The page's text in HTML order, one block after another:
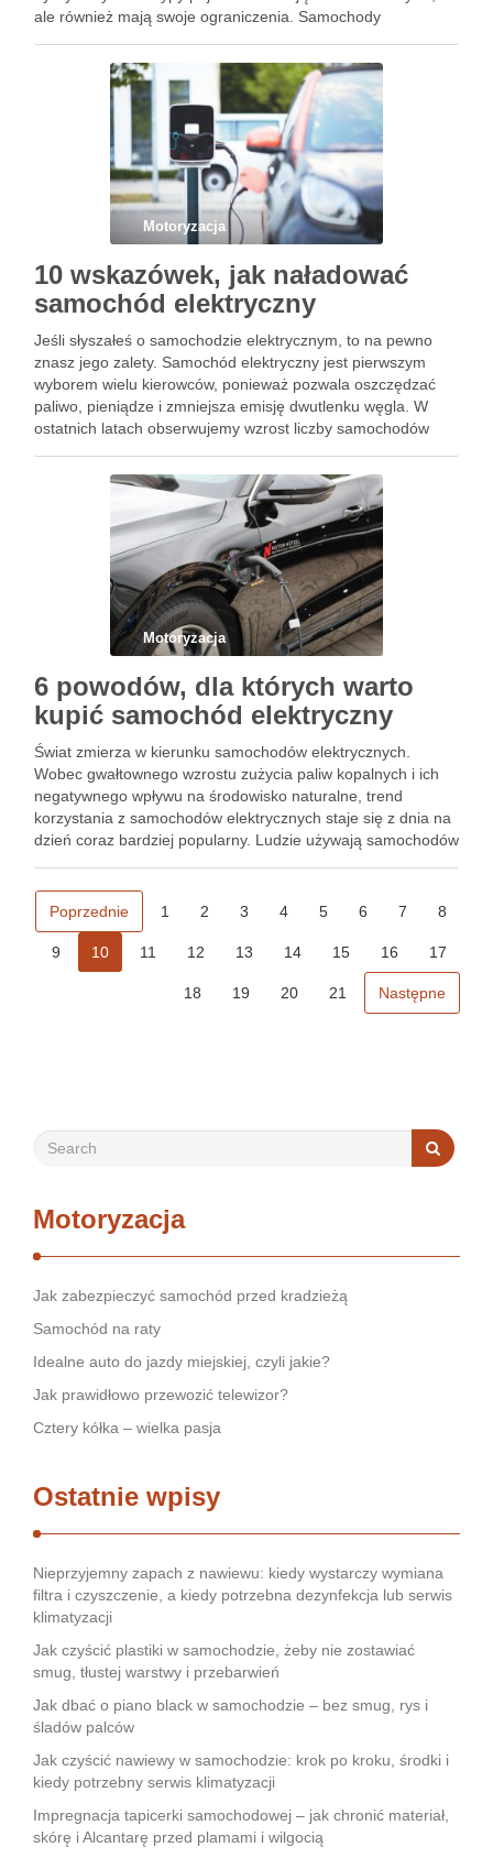
ale również mają swoje ograniczenia. Samochody
zerową emisją spalin, natomiast hybrydy łączą zalety silnika
spalinowego i elektrycznego, co …
Motoryzacja
10 wskazówek, jak naładować
samochód elektryczny
Jeśli słyszałeś o samochodzie elektrycznym, to na pewno
znasz jego zalety. Samochód elektryczny jest pierwszym
wyborem wielu kierowców, ponieważ pozwala oszczędzać
paliwo, pieniądze i zmniejsza emisję dwutlenku węgla. W
ostatnich latach obserwujemy wzrost liczby samochodów
przez kierowców na szeroką skalę. Stacje ładowania …
Motoryzacja
6 powodów, dla których warto
kupić samochód elektryczny
Świat zmierza w kierunku samochodów elektrycznych.
Wobec gwałtownego wzrostu zużycia paliw kopalnych i ich
negatywnego wpływu na środowisko naturalne, trend
korzystania z samochodów elektrycznych staje się z dnia na
dzień coraz bardziej popularny. Ludzie używają samochodów
Poprzednie
1 2 3 4 5 6 7 8
9 10 11 12 13 14 15 16 17
18 19 20 21 Następne
Motoryzacja
Jak zabezpieczyć samochód przed kradzieżą
Samochód na raty
Idealne auto do jazdy miejskiej, czyli jakie?
Jak prawidłowo przewozić telewizor?
Cztery kółka – wielka pasja
Ostatnie wpisy
Nieprzyjemny zapach z nawiewu: kiedy wystarczy wymiana
filtra i czyszczenie, a kiedy potrzebna dezynfekcja lub serwis
klimatyzacji
Jak czyścić plastiki w samochodzie, żeby nie zostawiać
smug, tłustej warstwy i przebarwień
Jak dbać o piano black w samochodzie – bez smug, rys i
śladów palców
Jak czyścić nawiewy w samochodzie: krok po kroku, środki i
kiedy potrzebny serwis klimatyzacji
Impregnacja tapicerki samochodowej – jak chronić materiał,
skórę i Alcantarę przed plamami i wilgocią